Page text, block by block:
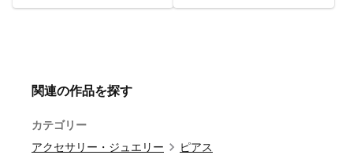
関連の作品を探す
カテゴリー
アクセサリー・ジュエリー
ピアス